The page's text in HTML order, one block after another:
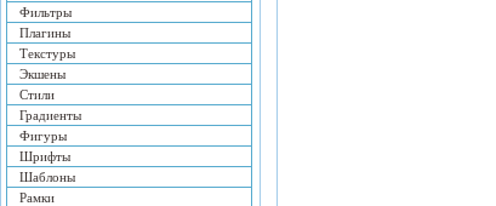
Фильтры
Плагины
Текстуры
Экшены
Стили
Градиенты
Фигуры
Шрифты
Шаблоны
Рамки